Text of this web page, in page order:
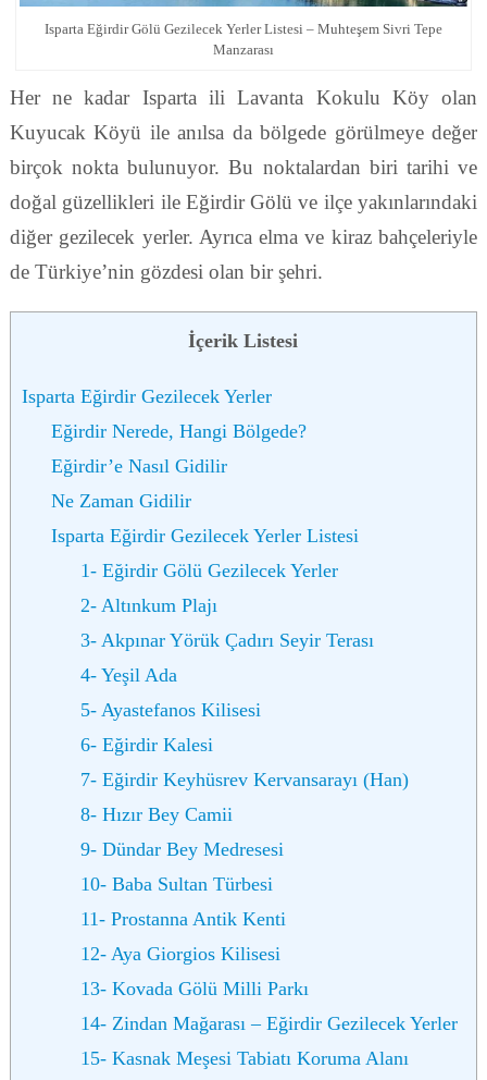
Isparta Eğirdir Gölü Gezilecek Yerler Listesi – Muhteşem Sivri Tepe
Manzarası
Her ne kadar Isparta ili Lavanta Kokulu Köy olan
Kuyucak Köyü ile anılsa da bölgede görülmeye değer
birçok nokta bulunuyor. Bu noktalardan biri tarihi ve
doğal güzellikleri ile Eğirdir Gölü ve ilçe yakınlarındaki
diğer gezilecek yerler. Ayrıca elma ve kiraz bahçeleriyle
de Türkiye’nin gözdesi olan bir şehri.
İçerik Listesi
Isparta Eğirdir Gezilecek Yerler
Eğirdir Nerede, Hangi Bölgede?
Eğirdir’e Nasıl Gidilir
Ne Zaman Gidilir
Isparta Eğirdir Gezilecek Yerler Listesi
1- Eğirdir Gölü Gezilecek Yerler
2- Altınkum Plajı
3- Akpınar Yörük Çadırı Seyir Terası
4- Yeşil Ada
5- Ayastefanos Kilisesi
6- Eğirdir Kalesi
7- Eğirdir Keyhüsrev Kervansarayı (Han)
8- Hızır Bey Camii
9- Dündar Bey Medresesi
10- Baba Sultan Türbesi
11- Prostanna Antik Kenti
12- Aya Giorgios Kilisesi
13- Kovada Gölü Milli Parkı
14- Zindan Mağarası – Eğirdir Gezilecek Yerler
15- Kasnak Meşesi Tabiatı Koruma Alanı